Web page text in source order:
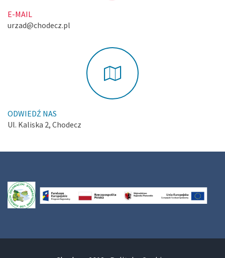
E-MAIL
urzad@chodecz.pl
ODWIEDŹ NAS
Ul. Kaliska 2, Chodecz